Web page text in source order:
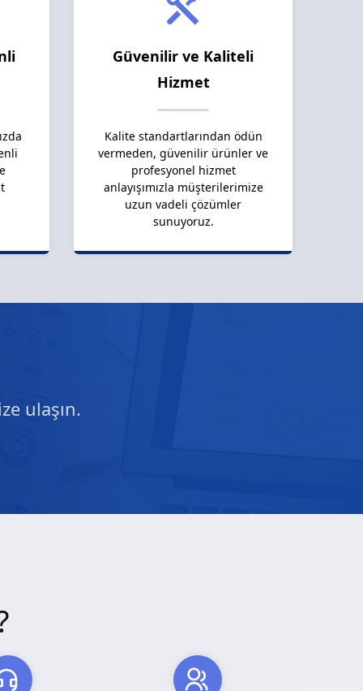
Güvenilir ve Kaliteli
Hizmet
Kalite standartlarından ödün
vermeden, güvenilir ürünler ve
profesyonel hizmet
anlayışımızla müşterilerimize
uzun vadeli çözümler
sunuyoruz.
ulaşın.